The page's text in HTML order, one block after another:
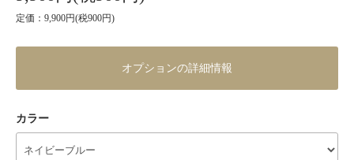
定価：9,900円(税900円)
オプションの詳細情報
カラー